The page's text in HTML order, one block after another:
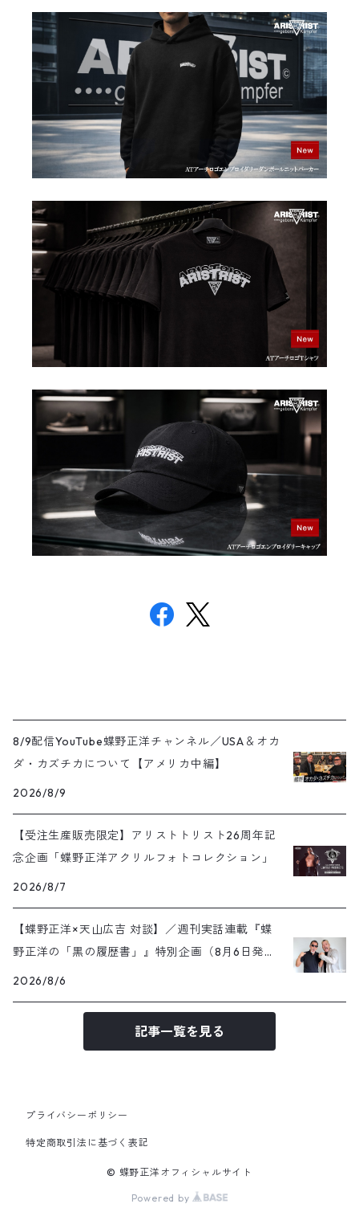
8/9配信YouTube蝶野正洋チャンネル／USA＆オカ
ダ・カズチカについて【アメリカ中編】
2026/8/9
【受注生産販売限定】アリストトリスト26周年記
念企画「蝶野正洋アクリルフォトコレクション」
2026/8/7
【蝶野正洋×天山広吉 対談】／週刊実話連載『蝶
野正洋の「黒の履歴書」』特別企画（8月6日発売
号）
2026/8/6
記事一覧を見る
プライバシーポリシー
特定商取引法に基づく表記
© 蝶野正洋オフィシャルサイト
Powered by